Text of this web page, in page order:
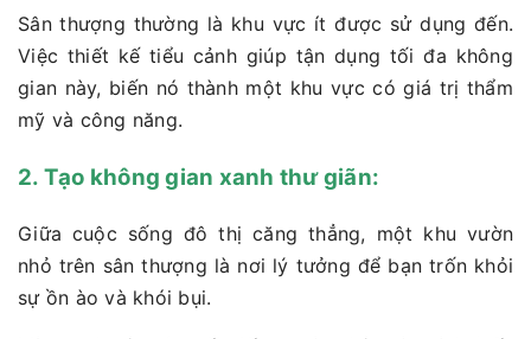
Sân thượng thường là khu vực ít được sử dụng đến.
Việc thiết kế tiểu cảnh giúp tận dụng tối đa không
gian này, biến nó thành một khu vực có giá trị thẩm
mỹ và công năng.
2. Tạo không gian xanh thư giãn:
Giữa cuộc sống đô thị căng thẳng, một khu vườn
nhỏ trên sân thượng là nơi lý tưởng để bạn trốn khỏi
sự ồn ào và khói bụi.